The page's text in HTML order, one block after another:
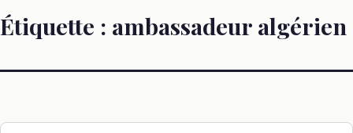
Étiquette : ambassadeur algérien